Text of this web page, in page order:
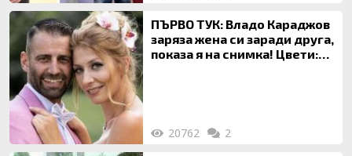
ПЪРВО ТУК: Владо Караджов
заряза жена си заради друга,
показа я на снимка! Цвети:
20762 2